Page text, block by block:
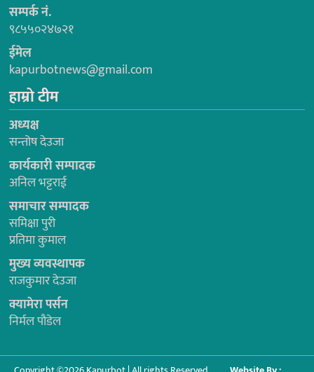
सम्पर्क नं.
९८५५०२४७२१
ईमेल
kapurbotnews@gmail.com
हाम्रो टीम
अध्यक्ष
सन्तोष देउजा
कार्यकारी सम्पादक
अनिल भट्टराई
समाचार सम्पादक
समिक्षा पुरी
प्रतिमा कुमाल
मुख्य व्यवस्थापक
राजकुमार देउजा
क्यामेरा पर्सन
निर्मल पौडेल